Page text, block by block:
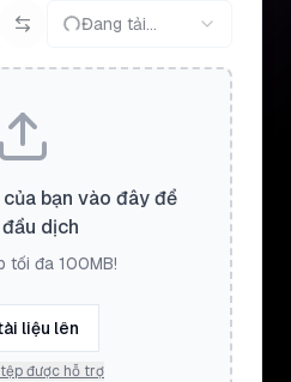
Đang tải...
bạn vào đây để
dịch
tối đa 100MB!
liệu lên
được hỗ trợ